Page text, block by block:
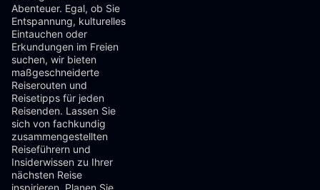
Abenteuer. Egal, ob Sie
Entspannung, kulturelles
Eintauchen oder
Erkundungen im Freien
suchen, wir bieten
maßgeschneiderte
Reiserouten und
Reisetipps für jeden
Reisenden. Lassen Sie
sich von fachkundig
zusammengestellten
Reiseführern und
Insiderwissen zu Ihrer
nächsten Reise
inspirieren. Planen Sie